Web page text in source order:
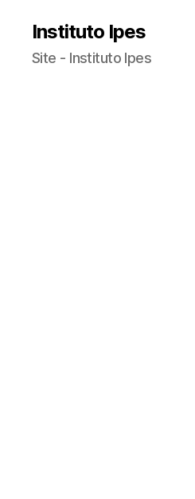
Instituto Ipes
Site - Instituto Ipes